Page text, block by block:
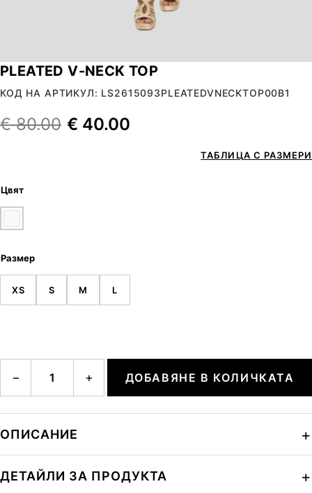
PLEATED V-NECK TOP
КОД НА АРТИКУЛ: LS2615093PLEATEDVNECKTOP00B1
€80.00 € 40.00
ТАБЛИЦА С РАЗМЕРИ
Цвят
Размер
XS S M L
− + ДОБАВЯНЕ В КОЛИЧКАТА
ОПИСАНИЕ
ДЕТАЙЛИ ЗА ПРОДУКТА